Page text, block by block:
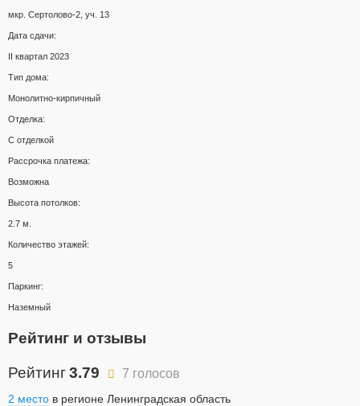
мкр. Сертолово-2, уч. 13
Дата сдачи:
II квартал 2023
Тип дома:
Монолитно-кирпичный
Отделка:
С отделкой
Рассрочка платежа:
Возможна
Высота потолков:
2.7 м.
Количество этажей:
5
Паркинг:
Наземный
Рейтинг и отзывы
Рейтинг3.79 7 голосов
2 место в регионе Ленинградская область